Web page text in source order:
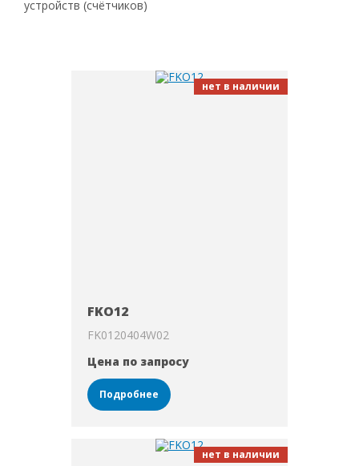
устройств (счётчиков)
нет в наличии
FKO12
FK0120404W02
Цена по запросу
Подробнее
нет в наличии